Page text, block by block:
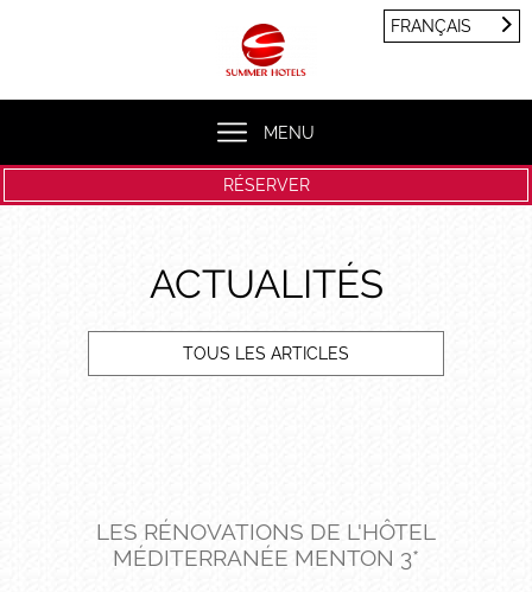
MENU
FRANÇAIS
RÉSERVER
ACTUALITÉS
TOUS LES ARTICLES
LES RÉNOVATIONS DE L'HÔTEL
MÉDITERRANÉE MENTON 3*